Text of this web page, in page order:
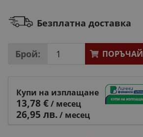
Безплатна доставка
Брой: ПОРЪЧАЙ
Купи на изплащане
13,78 €/ месец
26,95 лв./ месец